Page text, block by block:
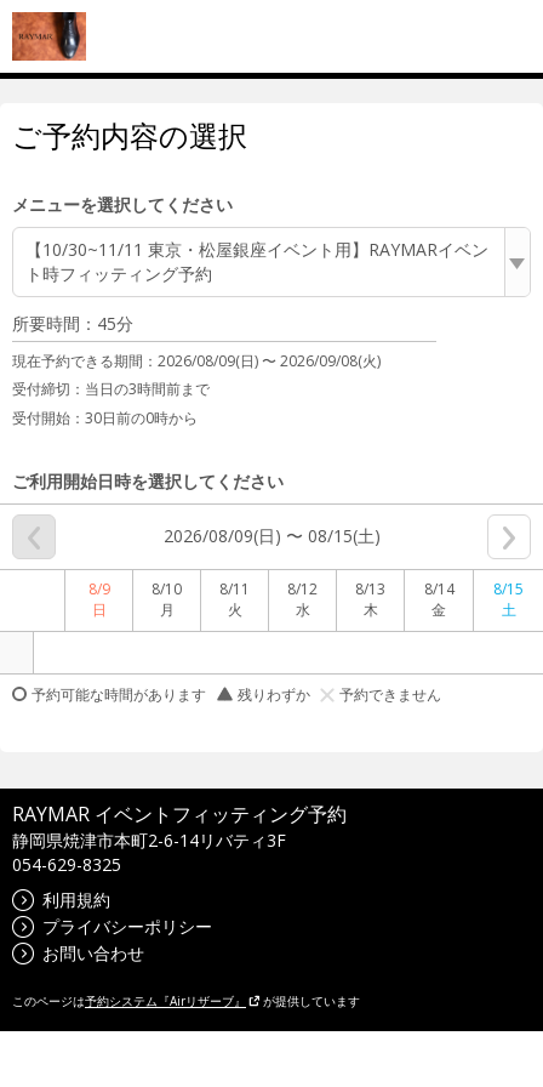
ご予約内容の選択
メニューを選択してください
【10/30~11/11 東京・松屋銀座イベント用】RAYMARイベン
ト時フィッティング予約
所要時間：45分
現在予約できる期間： 2026/08/09(日) 〜2026/09/08(火)
受付締切： 当日の3時間前まで
受付開始： 30日前の0時から
ご利用開始日時を選択してください
2026/08/09(日) 〜 08/15(土)
8/9
日
8/10
月
8/11
火
8/12
水
8/13
木
8/14
金
8/15
土
予約可能な時間があります 残りわずか 予約できません
RAYMAR イベントフィッティング予約
静岡県焼津市本町2-6-14リバティ3F
054-629-8325
利用規約
プライバシーポリシー
お問い合わせ
このページは予約システム『Airリザーブ』 が提供しています